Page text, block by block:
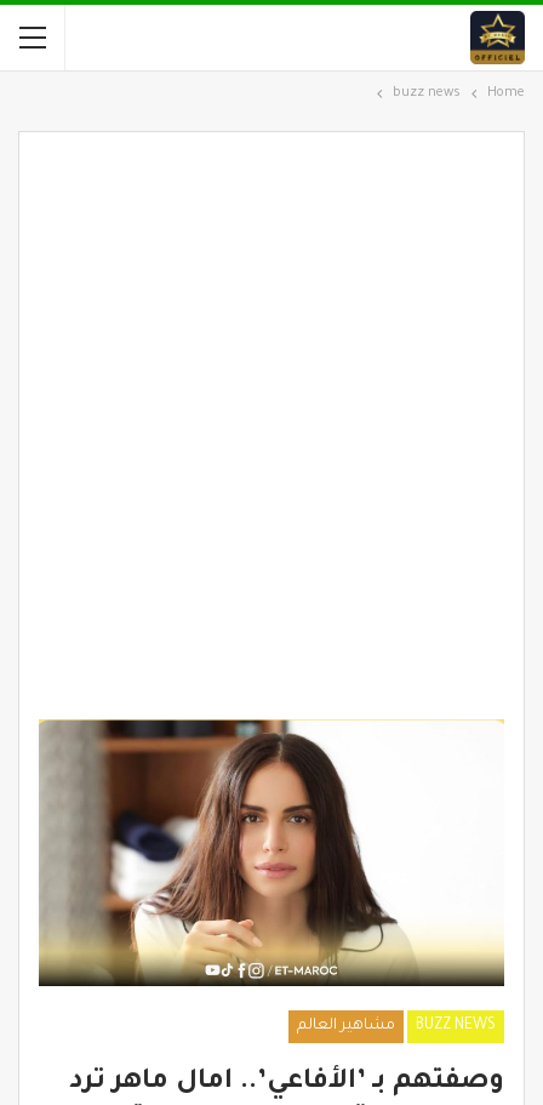
Home
buzz news
BUZZ NEWS مشاهير العالم
وصفتهم بـ ’الأفاعي’.. امال ماهر ترد